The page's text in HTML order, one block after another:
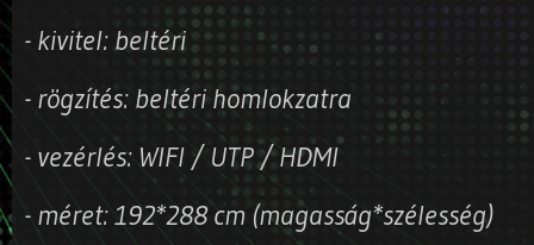
- kivitel: beltéri
- rögzítés: beltéri homlokzatra
- vezérlés: WIFI / UTP / HDMI
- méret: 192*288 cm (magasság*szélesség)